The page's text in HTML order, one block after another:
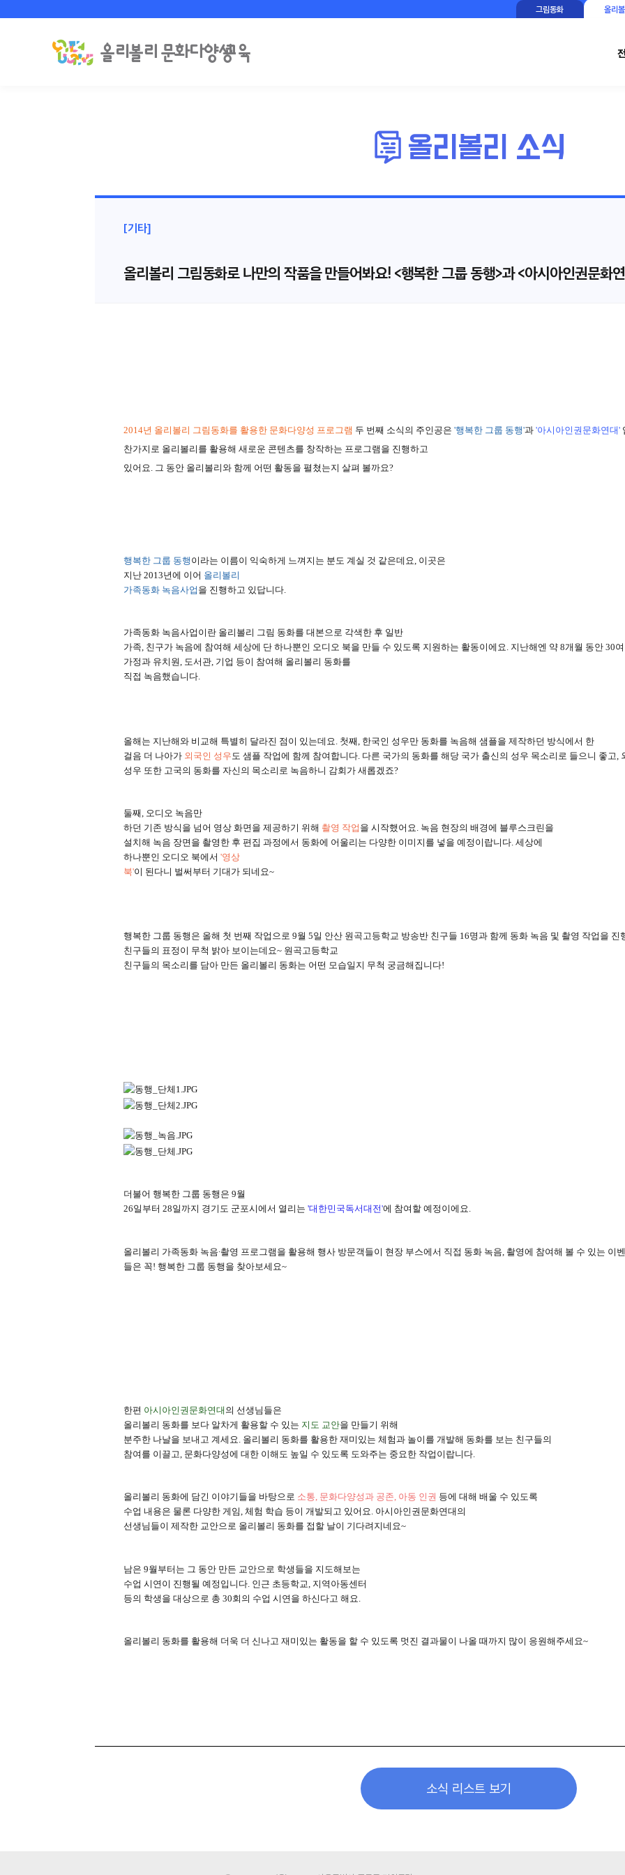
그림동화 올리
[기타]
올리볼리 그림동화로 나만의 작품을 만들어봐요! <행복한 그룹 동행>과 <아시아인권문화
2014년 올리볼리 그림동화를 활용한 문화다양성 프로그램 두 번째 소식의 주인공은 '행복한 그룹 동행'과'아시아인권문화연대'
찬가지로 올리볼리를 활용해 새로운 콘텐츠를 창작하는 프로그램을 진행하고
있어요. 그 동안 올리볼리와 함께 어떤 활동을 펼쳤는지 살펴 볼까요?
행복한 그룹 동행 이라는 이름이 익숙하게 느껴지는 분도 계실 것 같은데요 이곳은
지난 2013년에 이어 올리볼리
가족동화 녹음사업 을 진행하고 있답니다
가족동화 녹음사업이란 올리볼리 그림 동화를 대본으로 각색한 후 일반
가족, 친구가 녹음에 참여해 세상에 단 하나뿐인 오디오 북을 만들 수 있도록 지원하는 활동이에요. 지난해엔 약 8개월 동안 30여
가정과 유치원, 도서관, 기업 등이 참여해 올리볼리 동화를
직접 녹음했습니다.
올해는 지난해와 비교해 특별히 달라진 점이 있는데요 첫째 한국인 성우만 동화를 녹음해 샘플을 제작하던 방식에서 한
걸음 더 나아가 외국인 성우 도 샘플 작업에 함께 참여합니다 다른 국가의 동화를 해당 국가 출신의 성우 목소리로 들으니 좋고
성우 또한 고국의 동화를 자신의 목소리로 녹음하니 감회가 새롭겠죠?
둘째, 오디오 녹음만
하던 기존 방식을 넘어 영상 화면을 제공하기 위해 촬영 작업 을 시작했어요. 녹음 현장의 배경에 블루스크린을
설치해 녹음 장면을 촬영한 후 편집 과정에서 동화에 어울리는 다양한 이미지를 넣을 예정이랍니다.세상에
하나뿐인 오디오 북에서'영상
북'이 된다니 벌써부터 기대가 되네요~
행복한 그룹 동행은 올해 첫 번째 작업으로 9월 5일 안산 원곡고등학교 방송반 친구들 16명과 함께 동화 녹음 및 촬영 작업을 진
친구들의 표정이 무척 밝아 보이는데요~ 원곡고등학교
친구들의 목소리를 담아 만든 올리볼리 동화는 어떤 모습일지 무척 궁금해집니다!
더불어 행복한 그룹 동행은 9월
26일부터 28일까지 경기도 군포시에서 열리는'대한민국독서대전'에 참여할 예정이에요.
올리볼리 가족동화 녹음∙촬영 프로그램을 활용해 행사 방문객들이 현장 부스에서 직접 동화 녹음 촬영에 참여해 볼 수 있는 이
들은 꼭!행복한 그룹 동행을 찾아보세요~
한편 아시아인권문화연대 의 선생님들은
올리볼리 동화를 보다 알차게 활용할 수 있는 지도 교안을 만들기 위해
분주한 나날을 보내고 계세요 올리볼리 동화를 활용한 재미있는 체험과 놀이를 개발해 동화를 보는 친구들의
참여를 이끌고 문화다양성에 대한 이해도 높일 수 있도록 도와주는 중요한 작업이랍니다
올리볼리 동화에 담긴 이야기들을 바탕으로 소통, 문화다양성과 공존, 아동 인권 등에 대해 배울 수 있도록
수업 내용은 물론 다양한 게임,체험 학습 등이 개발되고 있어요. 아시아인권문화연대의
선생님들이 제작한 교안으로 올리볼리 동화를 접할 날이 기다려지네요~
남은 9월부터는 그 동안 만든 교안으로 학생들을 지도해보는
수업 시연이 진행될 예정입니다 인근 초등학교 지역아동센터
등의 학생을 대상으로 총 30회의 수업 시연을 하신다고 해요.
올리볼리 동화를 활용해 더욱 더 신나고 재미있는 활동을 할 수 있도록 멋진 결과물이 나올 때까지 많이 응원해주세요~
소식 리스트 보기